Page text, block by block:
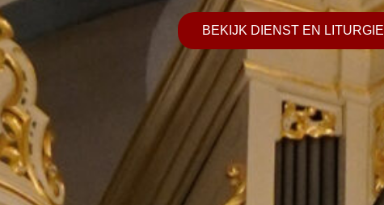
BEKIJK DIENST EN LITURGIE